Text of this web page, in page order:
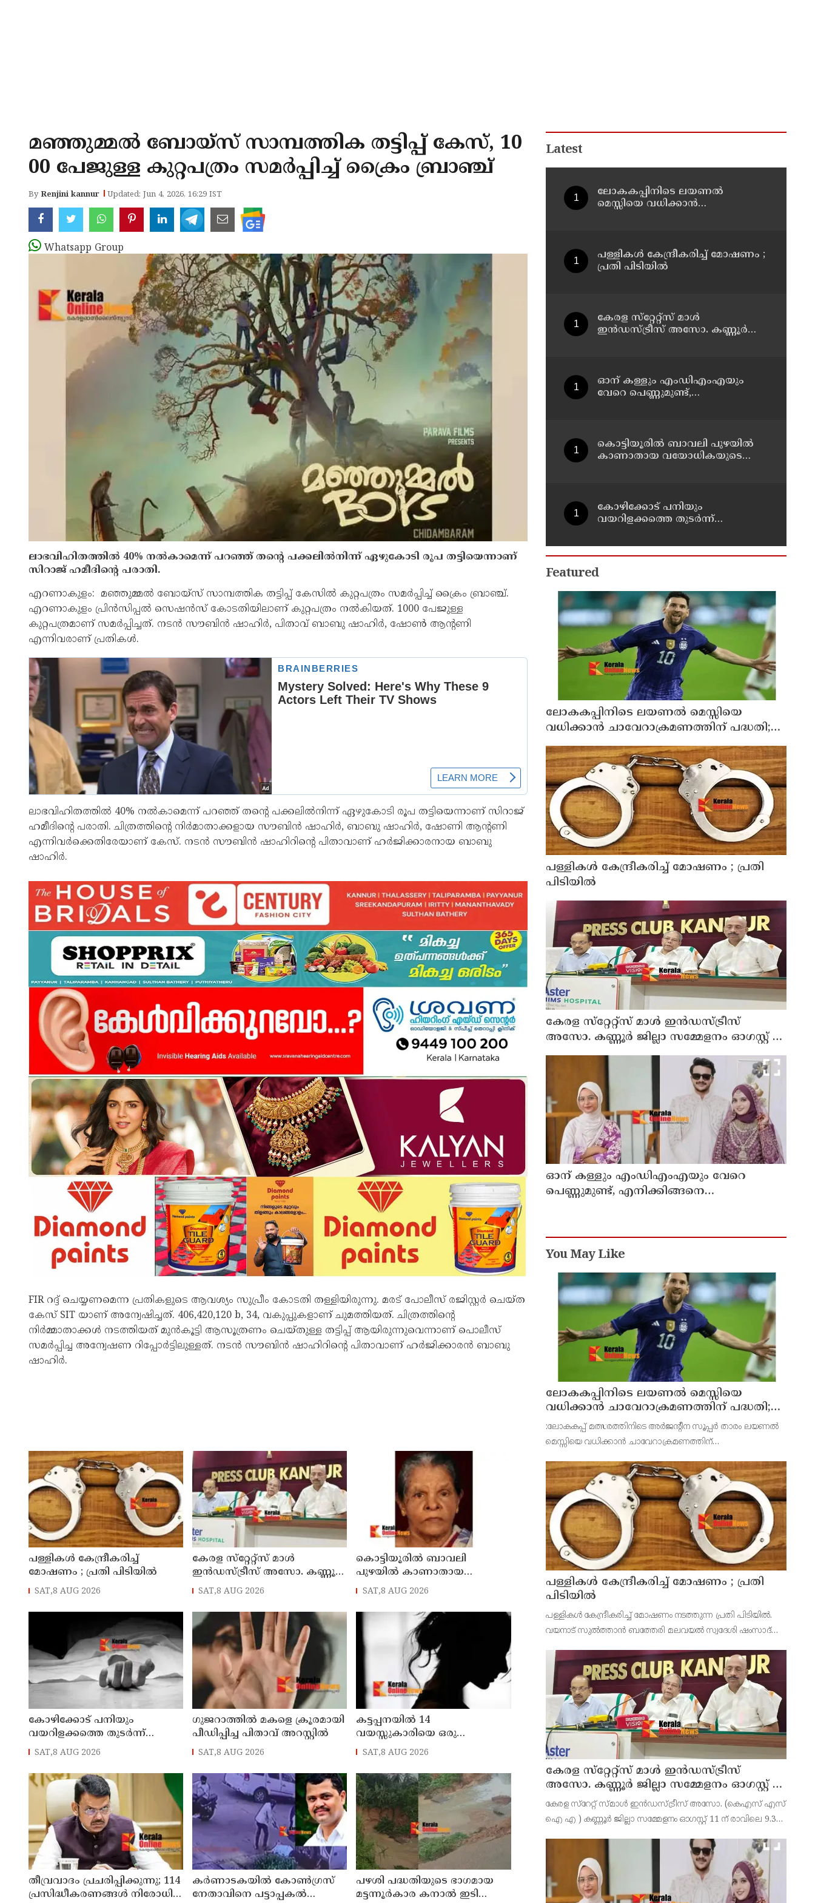
മഞ്ഞുമ്മൽ ബോയ്സ് സാമ്പത്തിക തട്ടിപ്പ് കേസ്, 10
00 പേജുള്ള കുറ്റപത്രം സമർപ്പിച്ച് ക്രൈം ബ്രാഞ്ച്
ByRenjini kannur Updated: Jun 4, 2026, 16:29 IST
Whatsapp Group
ലാഭവിഹിതത്തിൽ 40% നൽകാമെന്ന് പറഞ്ഞ് തന്റെ പക്കലിൽനിന്ന് ഏഴുകോടി രൂപ തട്ടിയെന്നാണ്
സിറാജ് ഹമീദിന്റെ പരാതി.
എറണാകുളം: മഞ്ഞുമ്മൽ ബോയ്സ് സാമ്പത്തിക തട്ടിപ്പ് കേസിൽ കുറ്റപത്രം സമർപ്പിച്ച് ക്രൈം ബ്രാഞ്ച്.
എറണാകുളം പ്രിൻസിപ്പൽ സെഷൻസ് കോടതിയിലാണ് കുറ്റപത്രം നൽകിയത്. 1000 പേജുള്ള
കുറ്റപത്രമാണ് സമർപ്പിച്ചത്. നടൻ സൗബിൻ ഷാഹിർ, പിതാവ് ബാബു ഷാഹിർ, ഷോൺ ആന്റണി
എന്നിവരാണ് പ്രതികൾ.
ലാഭവിഹിതത്തിൽ 40% നൽകാമെന്ന് പറഞ്ഞ് തന്റെ പക്കലിൽനിന്ന് ഏഴുകോടി രൂപ തട്ടിയെന്നാണ് സിറാജ്
ഹമീദിന്റെ പരാതി. ചിത്രത്തിന്റെ നിർമാതാക്കളായ സൗബിൻ ഷാഹിർ, ബാബു ഷാഹിർ, ഷോണി ആന്റണി
എന്നിവർക്കെതിരേയാണ് കേസ്. നടൻ സൗബിൻ ഷാഹിറിന്റെ പിതാവാണ് ഹർജിക്കാരനായ ബാബു
ഷാഹിർ.
FIR റദ്ദ് ചെയ്യണമെന്ന പ്രതികളുടെ ആവശ്യം സുപ്രീം കോടതി തള്ളിയിരുന്നു. മരട് പോലീസ് രജിസ്റ്റർ ചെയ്ത
കേസ് SIT യാണ് അന്വേഷിച്ചത്. 406,420,120 b, 34, വകുപ്പുകളാണ് ചുമത്തിയത്. ചിത്രത്തിന്‍റെ
നിര്‍മ്മാതാക്കള്‍ നടത്തിയത് മുന്‍കൂട്ടി ആസൂത്രണം ചെയ്തുള്ള തട്ടിപ്പ് ആയിരുന്നുവെന്നാണ് പൊലീസ്
സമര്‍പ്പിച്ച അന്വേഷണ റിപ്പോര്‍ട്ടിലുള്ളത്. നടൻ സൗബിന്‍ ഷാഹിറിന്റെ പിതാവാണ് ഹർജിക്കാരൻ ബാബു
ഷാഹിർ.
പള്ളികള്‍ കേന്ദ്രീകരിച്ച്
മോഷണം ; പ്രതി പിടിയില്‍
SAT,8 AUG 2026
കേരള സ്‌റ്റേറ്റ്സ് മാൾ
ഇൻഡസ്ട്രീസ് അസോ. കണ്ണൂർ
ജില്ലാ സമ്മേളനം ഓഗസ്റ്റ് 11 ന്
SAT,8 AUG 2026
കൊട്ടിയൂരിൽ ബാവലി
പുഴയിൽ കാണാതായ
വയോധികയുടെ മൃതദേഹം
SAT,8 AUG 2026
കോഴിക്കോട് പനിയും
വയറിളക്കത്തെ തുടര്‍ന്ന്
ചികിത്സയിലായിരുന്ന യുവതി
മരിച്ചു
SAT,8 AUG 2026
ഗുജറാത്തില്‍ മകളെ ക്രൂരമായി
പീഡിപ്പിച്ച പിതാവ് അറസ്റ്റില്‍
SAT,8 AUG 2026
കട്ടപ്പനയില്‍ 14
വയസ്സുകാരിയെ ഒരു
വര്‍ഷത്തോളം ലൈംഗിക
പീഡനത്തിന് ഇരയാക്കി;
രണ്ടാനച്ഛൻ പിടിയില്‍
SAT,8 AUG 2026
തീവ്രവാദം പ്രചരിപ്പിക്കുന്നു; 114
പ്രസിദ്ധീകരണങ്ങൾ നിരോധിച്ച്
കർണാടകയിൽ കോൺഗ്രസ്
നേതാവിനെ പട്ടാപ്പകൽ
പഴശി പദ്ധതിയുടെ ഭാഗമായ
മട്ടന്നൂർകാര കനാൽ ഇടിഞ്ഞു:
Latest
ലോകകപ്പിനിടെ ലയണല്‍
മെസ്സിയെ വധിക്കാൻ
പള്ളികള്‍ കേന്ദ്രീകരിച്ച് മോഷണം ;
പ്രതി പിടിയില്‍
കേരള സ്‌റ്റേറ്റ്സ് മാൾ
ഇൻഡസ്ട്രീസ് അസോ. കണ്ണൂർ
ഓന് കള്ളും എംഡിഎംഎയും
വേറെ പെണ്ണുമുണ്ട്,
വാട്സ്ആപ്പ്ചാറ്റ് പുറത്ത് വന്നു
കൊട്ടിയൂരിൽ ബാവലി പുഴയിൽ
കാണാതായ വയോധികയുടെ
കോഴിക്കോട് പനിയും
വയറിളക്കത്തെ തുടര്‍ന്ന്
മരിച്ചു
Featured
ലോകകപ്പിനിടെ ലയണല്‍ മെസ്സിയെ
വധിക്കാൻ ചാവേറാക്രമണത്തിന് പദ്ധതി;
വൻ സുരക്ഷാ ഭീഷണി പുറത്ത്
പള്ളികള്‍ കേന്ദ്രീകരിച്ച് മോഷണം ; പ്രതി
പിടിയില്‍
കേരള സ്‌റ്റേറ്റ്സ് മാൾ ഇൻഡസ്ട്രീസ്
അസോ. കണ്ണൂർ ജില്ലാ സമ്മേളനം ഓഗസ്റ്റ് 11
ന് കണ്ണൂരിൽ
ഓന് കള്ളും എംഡിഎംഎയും വേറെ
പെണ്ണുമുണ്ട്, എനിക്കിങ്ങനെ
റിസയുടെ സുഹൃത്തിനയച്ച വാട്സ്ആപ്പ്ചാറ്റ്
പുറത്ത് വന്നു
You May Like
ലോകകപ്പിനിടെ ലയണല്‍ മെസ്സിയെ
വധിക്കാൻ ചാവേറാക്രമണത്തിന് പദ്ധതി;
വൻ സുരക്ഷാ ഭീഷണി പുറത്ത്
:ലോകകപ്പ് മത്സരത്തിനിടെ അർജന്റീന സൂപ്പർ താരം ലയണല്‍
മെസ്സിയെ വധിക്കാൻ ചാവേറാക്രമണത്തിന്
ഭീകരാക്രമണ ഭീഷണികളും വ്യക്തിപരമായ വധഭീഷഷണികളും
ഏറ്റവും കൂടു
പള്ളികള്‍ കേന്ദ്രീകരിച്ച് മോഷണം ; പ്രതി
പിടിയില്‍
പള്ളികള്‍ കേന്ദ്രീകരിച്ച് മോഷണം നടത്തുന്ന പ്രതി പിടിയില്‍.
വയനാട് സുല്‍ത്താന്‍ ബത്തേരി മലവയല്‍ സ്വദേശി ഷംസാദ്
പ്രതിയാണെന്നാണ് പൊലീസ് പറയുന്നത്. കോഴിക്
കേരള സ്‌റ്റേറ്റ്സ് മാൾ ഇൻഡസ്ട്രീസ്
അസോ. കണ്ണൂർ ജില്ലാ സമ്മേളനം ഓഗസ്റ്റ് 11
ന് കണ്ണൂരിൽ
കേരള സ്‌റേറ്റ് സ്മാൾ ഇൻഡസ്ട്രീസ് അസോ. (കെഎസ് എസ്
ഐ എ ) കണ്ണൂർ ജില്ലാ സമ്മേളനം ഓഗസ്റ്റ് 11 ന് രാവിലെ 9.30